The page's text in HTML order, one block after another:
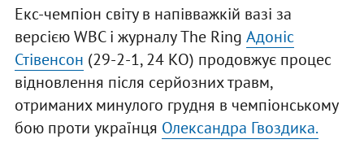
Екс-чемпіон світу в напівважкій вазі за
версією WBC і журналу The Ring Адоніс
Стівенсон (29-2-1, 24 КО) продовжує процес
відновлення після серйозних травм,
отриманих минулого грудня в чемпіонському
бою проти українця Олександра Гвоздика.